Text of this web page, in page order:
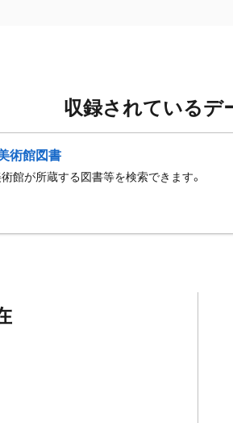
収録されているデ
術館図書
館が所蔵する図書等を検索できます。